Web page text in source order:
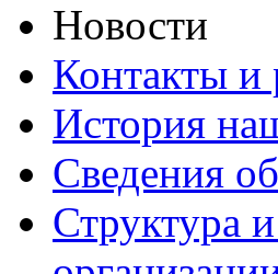
Новости
Контакты
История
Сведения
Структура